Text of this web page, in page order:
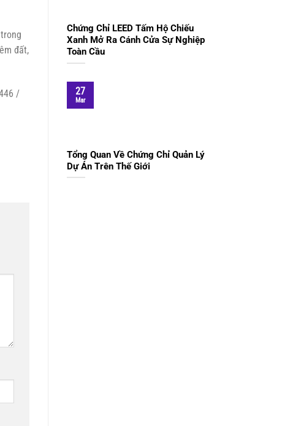
đất,
/
Chứng Chỉ LEED Tấm Hộ Chiếu
Xanh Mở Ra Cánh Cửa Sự Nghiệp
Toàn Cầu
Tổng Quan Về Chứng Chỉ Quản Lý
Dự Án Trên Thế Giới
27
Mar